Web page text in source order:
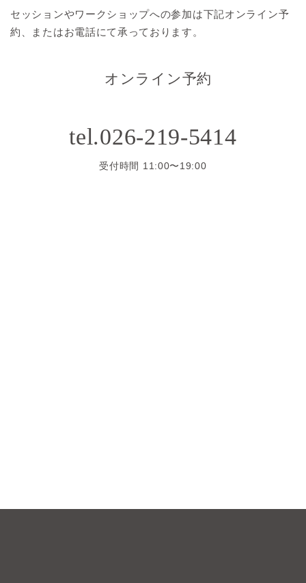
セッションやワークショップへの参加は下記オンライン予
約、またはお電話にて承っております。
オンライン予約
tel.026-219-5414
受付時間 11:00〜19:00